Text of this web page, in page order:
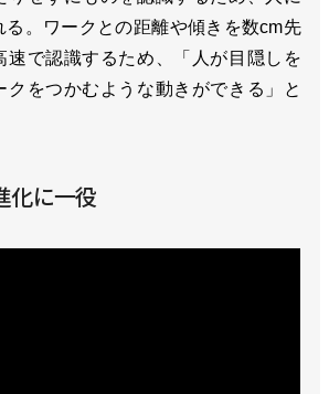
る。ワークとの距離や傾きを数cm先
速で認識するため、「人が目隠しを
クをつかむような動きができる」と
化に一役